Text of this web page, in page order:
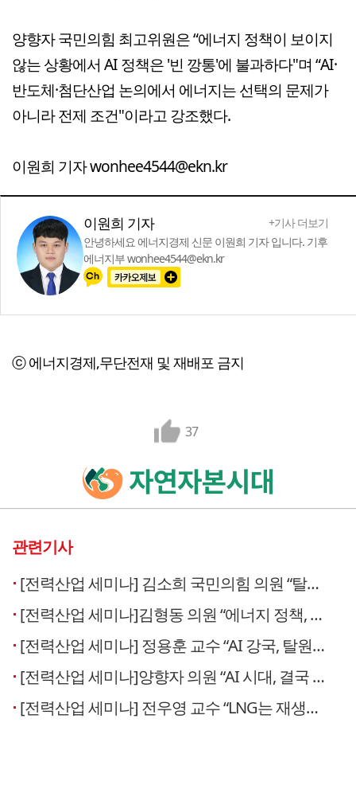
양향자 국민의힘 최고위원은 “에너지 정책이 보이지
않는 상황에서 AI 정책은 '빈 깡통'에 불과하다"며 “AI·
반도체·첨단산업 논의에서 에너지는 선택의 문제가
아니라 전제 조건"이라고 강조했다.
이원희 기자 wonhee4544@ekn.kr
이원희 기자
+기사 더보기
안녕하세요 에너지경제 신문 이원희 기자 입니다. 기후
에너지부 wonhee4544@ekn.kr
ⓒ 에너지경제,무단전재 및 재배포 금지
37
관련기사
[전력산업 세미나] 김소희 국민의힘 의원 “탈원전·탈가스 불가능해…‘에너지 믹스’로 가야”
[전력산업 세미나]김형동 의원 “에너지 정책, 국민 수용성 우선돼야…정부 정책에 강한 문제의식”
[전력산업 세미나] 정용훈 교수 “AI 강국, 탈원전으로는 불가능”
[전력산업 세미나]양향자 의원 “AI 시대, 결국 승부는 에너지…국회 논의 매우 시의적절”
[전력산업 세미나] 전우영 교수 “LNG는 재생에너지와 함께 늘려야 하는 보완재”